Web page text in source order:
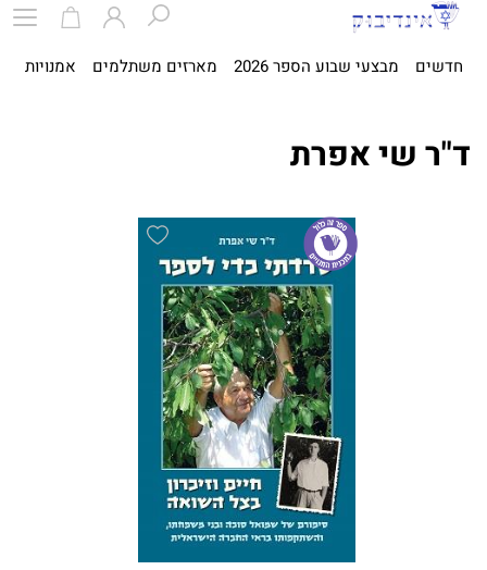
חדשים מבצעי שבוע הספר 2026 מארזים משתלמים אמנויות
ד"ר שי אפרת